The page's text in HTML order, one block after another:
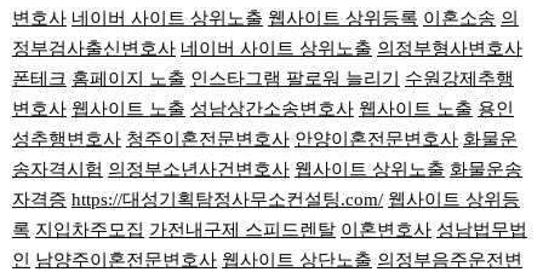
변호사 네이버 사이트 상위노출 웹사이트 상위등록 이혼소송 의
정부검사출신변호사 네이버 사이트 상위노출 의정부형사변호사
폰테크 홈페이지 노출 인스타그램 팔로워 늘리기
수원강제추행
변호사 웹사이트 노출 성남상간소송변호사 웹사이트 노출 용인
성추행변호사 청주이혼전문변호사 안양이혼전문변호사 화물운
송자격시험 의정부소년사건변호사 웹사이트 상위노출 화물운송
자격증 https://대성기획탐정사무소컨설팅.com/ 웹사이트 상위등
록 지입차주모집 가전내구제 스피드렌탈 이혼변호사 성남법무법
인
남양주이혼전문변호사 웹사이트 상단노출 의정부음주운전변